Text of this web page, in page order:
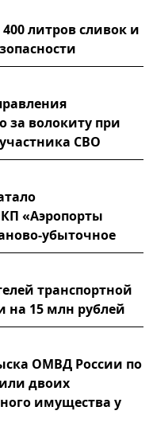
литров сливок и
за волокиту при
СВО
«Аэропорты
убыточное
транспортной
на 15 млн рублей
ОМВД России по
двоих
имущества у